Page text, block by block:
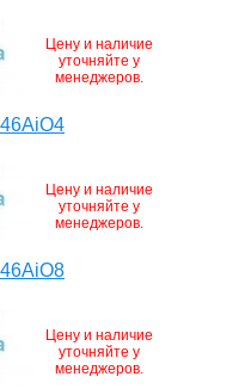
Цену и наличие
уточняйте у
менеджеров.
Цену и наличие
уточняйте у
менеджеров.
Цену и наличие
уточняйте у
менеджеров.